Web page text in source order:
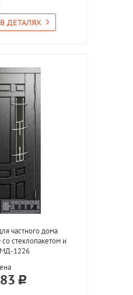
ДЕТАЛЯХ
частного дома
стеклопакетом и
МД-1226